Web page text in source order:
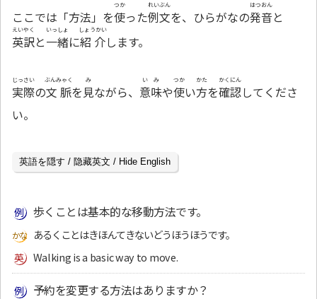
ここでは「方法」を使
つか
った例文
れいぶん
を、ひらがなの発音
はつおん
と
英訳
えいやく
と一緒
いっしょ
に紹介
しょうかい
します。
実際
じっさい
の文脈
ぶんみゃく
を見
み
ながら、 意味
いみ
や使
つか
い方
かた
を確認
かくにん
してくださ
い。
英語を隠す / 隐藏英文 / Hide English
歩くことは基本的な移動方法です。
あるくことはきほんてきないどうほうほうです。
Walking is a basic way to move.
予約を変更する方法はありますか？